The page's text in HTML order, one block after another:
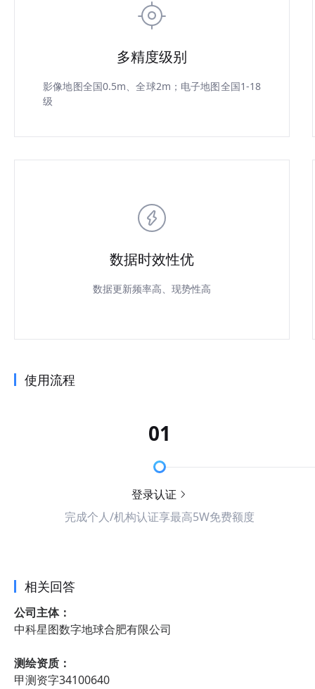
多精度级别
影像地图全国0.5m、全球2m；电子地图全国1-18
级
数据时效性优
数据更新频率高、现势性高
使用流程
01
登录认证
完成个人/机构认证享最高5W免费额度
相关回答
公司主体：
中科星图数字地球合肥有限公司
测绘资质：
甲测资字34100640